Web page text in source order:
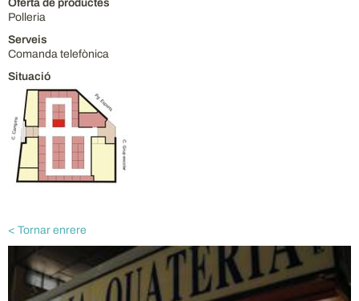
Oferta de productes
Polleria
Serveis
Comanda telefònica
Situació
< Tornar enrere